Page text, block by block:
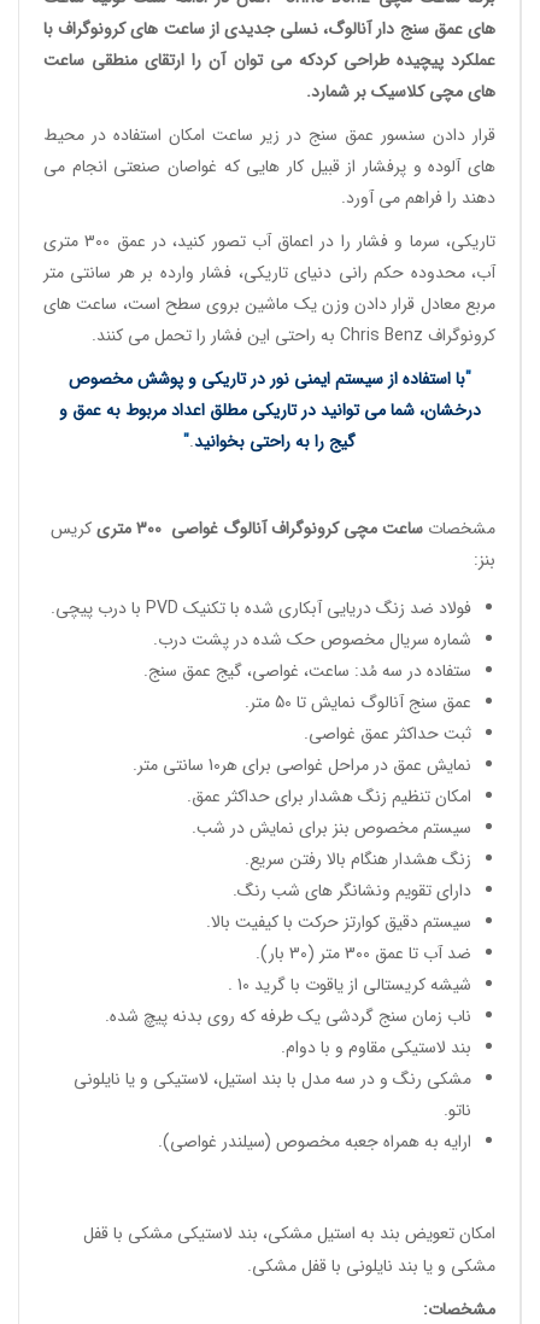
های عمق سنج دار آنالوگ، نسلی جدیدی ازساعت های کرونوگرافبا
عملکرد پیچیده طراحی کردکه می توان آن را ارتقای منطقی ساعت
های مچی کلاسیکبر شمارد.
قرار دادن سنسور عمق سنج در زیر ساعت امکان استفاده در محیط
های آلوده و پرفشار از قبیل کار هایی که غواصان صنعتی انجام می
دهند را فراهم می آورد.
تاریکی، سرما و فشار را در اعماق آب تصور کنید، در عمق 300 متری
آب، محدوده حکم رانی دنیای تاریکی، فشار وارده بر هر سانتی متر
مربع معادل قرار دادن وزن یک ماشین بروی سطح است، ساعت های
کرونوگراف Chris Benz به راحتی این فشار را تحمل می کنند.
"با استفاده از سیستم ایمنی نور در تاریکی و پوشش مخصوص
درخشان، شما می توانید در تاریکی مطلق اعداد مربوط به عمق و
گیج را به راحتی بخوانید.
"
مشخصات ساعت مچی کرونوگراف آنالوگ غواصی 300 متری
کریس
بنز:
فولاد ضد زنگ دریایی آبکاری شده با تکنیک PVD با درب پیچی.
شماره سریال مخصوص حک شده در پشت درب.
ستفاده در سه مُد: ساعت، غواصی، گیج عمق سنج.
عمق سنج آنالوگ نمایش تا 50 متر.
ثبت حداکثر عمق غواصی.
نمایش عمق در مراحل غواصی برای هر10 سانتی متر.
امکان تنظیم زنگ هشدار برای حداکثر عمق.
سیستم مخصوص بنز برای نمایش در شب.
زنگ هشدار هنگام بالا رفتن سریع.
دارای تقویم ونشانگر های شب رنگ.
سیستم دقیق کوارتز حرکت با کیفیت بالا.
ضد آب تا عمق 300 متر (30 بار).
شیشه کریستالی از یاقوت با گرید 10 .
ناب زمان سنج گردشی یک طرفه که روی بدنه پیچ شده.
بند لاستیکی مقاوم و با دوام.
مشکی رنگ و در سه مدل با بند استیل، لاستیکی و یا نایلونی
ناتو.
ارایه به همراه جعبه مخصوص (سیلندر غواصی).
امکان تعویض بند به استیل مشکی، بند لاستیکی مشکی با قفل
مشکی و یا بند نایلونی با قفل مشکی.
مشخصات: